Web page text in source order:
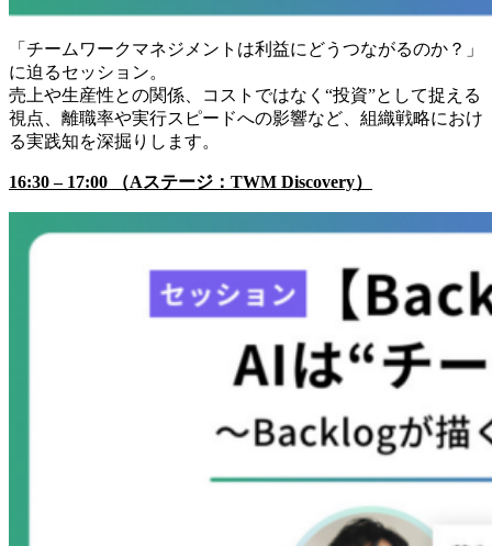
「チームワークマネジメントは利益にどうつながるのか？」
に迫るセッション。
売上や生産性との関係、コストではなく“投資”として捉える
視点、離職率や実行スピードへの影響など、組織戦略におけ
る実践知を深掘りします。
16:30 – 17:00 （Aステージ：TWM Discovery）